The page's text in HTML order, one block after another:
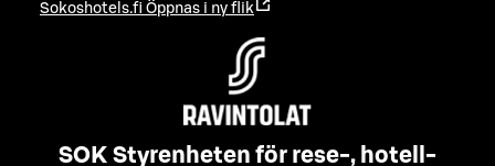
Sokoshotels.fi Öppnas i ny flik
SOK Styrenheten för rese-, hotell-